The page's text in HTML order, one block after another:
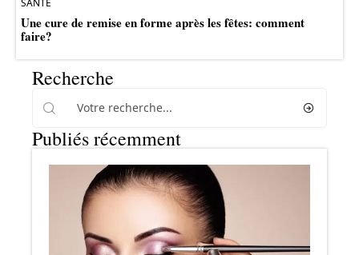
SANTÉ
Une cure de remise en forme après les fêtes: comment
faire?
Recherche
Publiés récemment